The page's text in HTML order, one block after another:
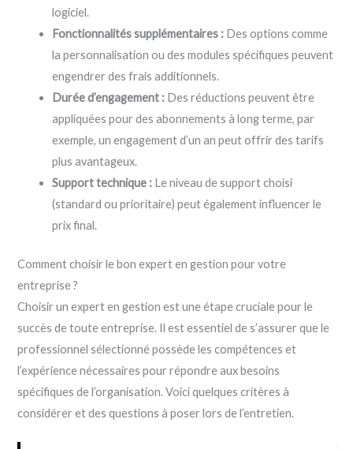
logiciel.
Fonctionnalités supplémentaires : Des options comme
la personnalisation ou des modules spécifiques peuvent
engendrer des frais additionnels.
Durée d’engagement : Des réductions peuvent être
appliquées pour des abonnements à long terme, par
exemple, un engagement d’un an peut offrir des tarifs
plus avantageux.
Support technique : Le niveau de support choisi
(standard ou prioritaire) peut également influencer le
prix final.
Comment choisir le bon expert en gestion pour votre
entreprise ?
Choisir un expert en gestion est une étape cruciale pour le
succès de toute entreprise. Il est essentiel de s’assurer que le
professionnel sélectionné possède les compétences et
l’expérience nécessaires pour répondre aux besoins
spécifiques de l’organisation. Voici quelques critères à
considérer et des questions à poser lors de l’entretien.